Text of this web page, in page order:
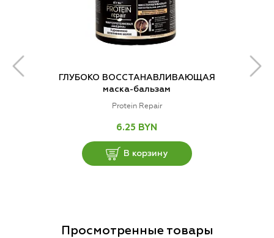
ГЛУБОКО ВОССТАНАВЛИВАЮЩАЯ
маска-бальзам
Protein Repair
6.25 BYN
В корзину
Просмотренные товары